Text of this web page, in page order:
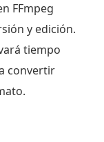
FFmpeg
y edición.
tiempo
convertir